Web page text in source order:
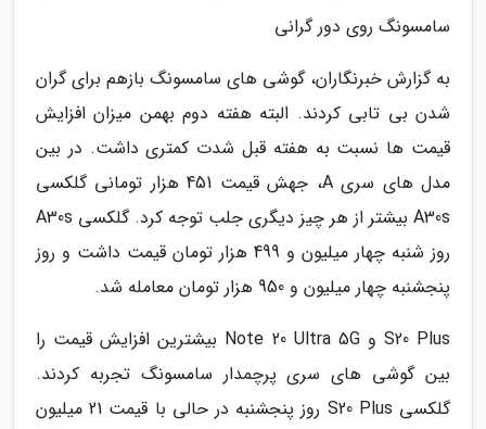
سامسونگ روی دور گرانی
به گزارش خبرنگاران، گوشی های سامسونگ بازهم برای گران
شدن بی تابی کردند. البته هفته دوم بهمن میزان افزایش
قیمت ها نسبت به هفته قبل شدت کمتری داشت. در بین
مدل های سری A، جهش قیمت 451 هزار تومانی گلکسی
A30s بیشتر از هر چیز دیگری جلب توجه کرد. گلکسی A30s
روز شنبه چهار میلیون و 499 هزار تومان قیمت داشت و روز
پنجشنبه چهار میلیون و 950 هزار تومان معامله شد.
S20 Plus و Note 20 Ultra 5G بیشترین افزایش قیمت را
بین گوشی های سری پرچمدار سامسونگ تجربه کردند.
گلکسی S20 Plus روز پنجشنبه در حالی با قیمت 21 میلیون